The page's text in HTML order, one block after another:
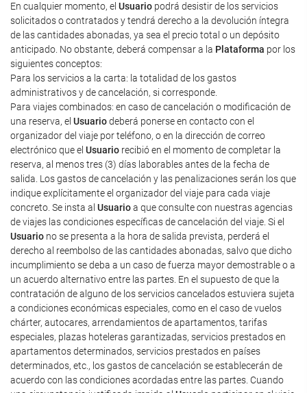
En cualquier momento, el Usuario podrá desistir de los servicios
solicitados o contratados y tendrá derecho a la devolución íntegra
de las cantidades abonadas, ya sea el precio total o un depósito
anticipado. No obstante, deberá compensar a la Plataforma por los
siguientes conceptos:
Para los servicios a la carta: la totalidad de los gastos
administrativos y de cancelación, si corresponde.
Para viajes combinados: en caso de cancelación o modificación de
una reserva, el Usuariodeberá ponerse en contacto con el
organizador del viaje por teléfono, o en la dirección de correo
electrónico que el Usuario recibió en el momento de completar la
reserva, al menos tres (3) días laborables antes de la fecha de
salida. Los gastos de cancelación y las penalizaciones serán los que
indique explícitamente el organizador del viaje para cada viaje
concreto. Se insta al Usuarioa que consulte con nuestras agencias
de viajes las condiciones específicas de cancelación del viaje. Si el
Usuario no se presenta a la hora de salida prevista, perderá el
derecho al reembolso de las cantidades abonadas, salvo que dicho
incumplimiento se deba a un caso de fuerza mayor demostrable o a
un acuerdo alternativo entre las partes. En el supuesto de que la
contratación de alguno de los servicios cancelados estuviera sujeta
a condiciones económicas especiales, como en el caso de vuelos
chárter, autocares, arrendamientos de apartamentos, tarifas
especiales, plazas hoteleras garantizadas, servicios prestados en
apartamentos determinados, servicios prestados en países
determinados, etc., los gastos de cancelación se establecerán de
acuerdo con las condiciones acordadas entre las partes. Cuando